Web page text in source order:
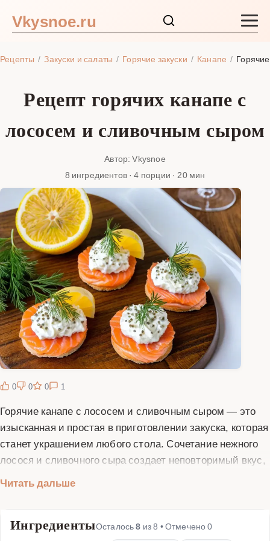
Vkysnoe.ru
Рецепты Закуски и салаты Горячие закуски Канапе
Рецепт горячих канапе с
лососем и сливочным сыром
Автор: Vkysnoe
8 ингредиентов · 4 порции · 20 мин
0 0 0 1
Горячие канапе с лососем и сливочным сыром — это
изысканная и простая в приготовлении закуска, которая
станет украшением любого стола. Сочетание нежного
лосося и сливочного сыра создает неповторимый вкус,
вам понадобятся свежий лосось, сливочный сыр, багет
для украшения. Лосось можно использовать как
Читать дальше
ИнгредиентыОсталось8 из8 • Отмечено0